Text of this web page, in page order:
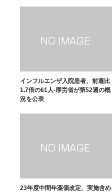
インフルエンザ入院患者、前週比
1.7倍の61人-厚労省が第52週の概
況を公表
23年度中間年薬価改定、実施含め